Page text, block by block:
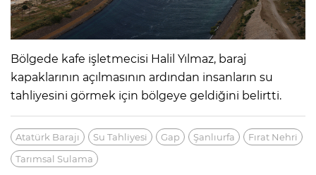
Bölgede kafe işletmecisi Halil Yılmaz, baraj
kapaklarının açılmasının ardından insanların su
tahliyesini görmek için bölgeye geldiğini belirtti.
Atatürk Barajı Su Tahliyesi Gap Şanlıurfa
Fırat Nehri
Tarımsal Sulama